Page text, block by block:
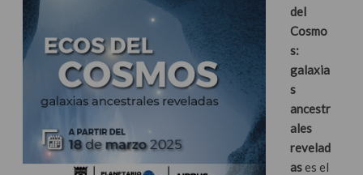
del
Cosmo
s:
galaxia
s
ancestr
ales
revelad
ases el